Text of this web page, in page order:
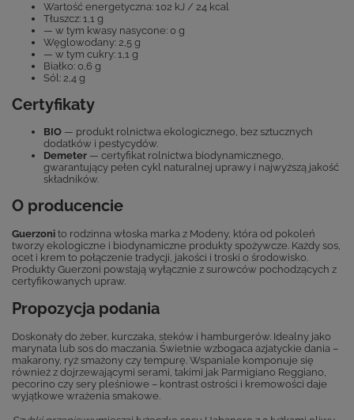
Wartość energetyczna: 102 kJ / 24 kcal
Tłuszcz: 1,1 g
— w tym kwasy nasycone: 0 g
Węglowodany: 2,5 g
— w tym cukry: 1,1 g
Białko: 0,6 g
Sól: 2,4 g
Certyfikaty
BIO — produkt rolnictwa ekologicznego, bez sztucznych
dodatków i pestycydów.
Demeter — certyfikat rolnictwa biodynamicznego,
gwarantujący pełen cykl naturalnej uprawy i najwyższą jakość
składników.
O producencie
Guerzoni to rodzinna włoska marka z Modeny, która od pokoleń
tworzy ekologiczne i biodynamiczne produkty spożywcze. Każdy sos,
ocet i krem to połączenie tradycji, jakości i troski o środowisko.
Produkty Guerzoni powstają wyłącznie z surowców pochodzących z
certyfikowanych upraw.
Propozycja podania
Doskonały do żeber, kurczaka, steków i hamburgerów. Idealny jako
marynata lub sos do maczania. Świetnie wzbogaca azjatyckie dania –
makarony, ryż smażony czy tempurę. Wspaniale komponuje się
również z dojrzewającymi serami, takimi jak Parmigiano Reggiano,
pecorino czy sery pleśniowe – kontrast ostrości i kremowości daje
wyjątkowe wrażenia smakowe.